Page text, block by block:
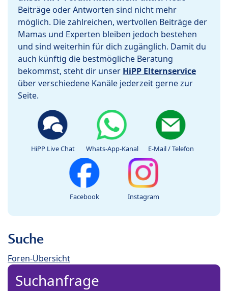
Beiträge oder Antworten sind nicht mehr
möglich. Die zahlreichen, wertvollen Beiträge der
Mamas und Experten bleiben jedoch bestehen
und sind weiterhin für dich zugänglich. Damit du
auch künftig die bestmögliche Beratung
bekommst, steht dir unser HiPP Elternservice
über verschiedene Kanäle jederzeit gerne zur
Seite.
HiPP Live Chat Whats-App-Kanal E-Mail / Telefon
Facebook Instagram
Suche
Foren-Übersicht
Suchanfrage